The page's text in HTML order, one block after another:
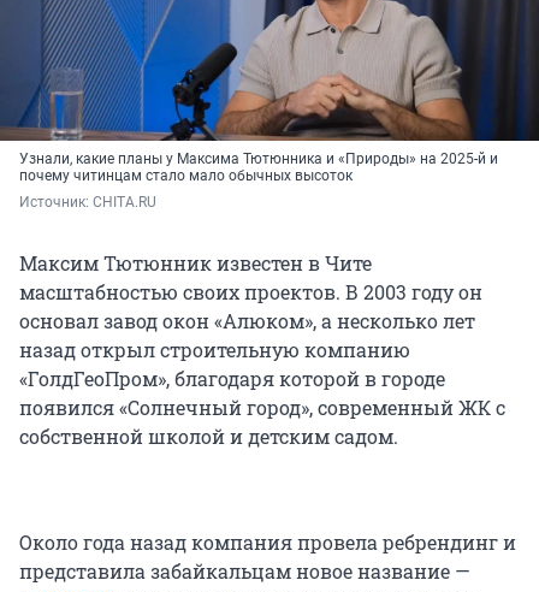
Узнали, какие планы у Максима Тютюнника и «Природы» на 2025-й и
почему читинцам стало мало обычных высоток
Источник: CHITA.RU
Максим Тютюнник известен в Чите
масштабностью своих проектов. В 2003 году он
основал завод окон «Алюком», а несколько лет
назад открыл строительную компанию
«ГолдГеоПром», благодаря которой в городе
появился «Солнечный город», современный ЖК с
собственной школой и детским садом.
Около года назад компания провела ребрендинг и
представила забайкальцам новое название —